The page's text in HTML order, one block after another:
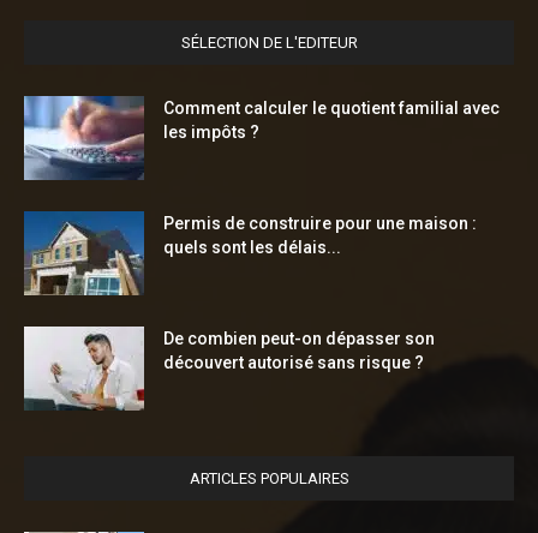
SÉLECTION DE L'EDITEUR
Comment calculer le quotient familial avec
les impôts ?
Permis de construire pour une maison :
quels sont les délais...
De combien peut-on dépasser son
découvert autorisé sans risque ?
ARTICLES POPULAIRES